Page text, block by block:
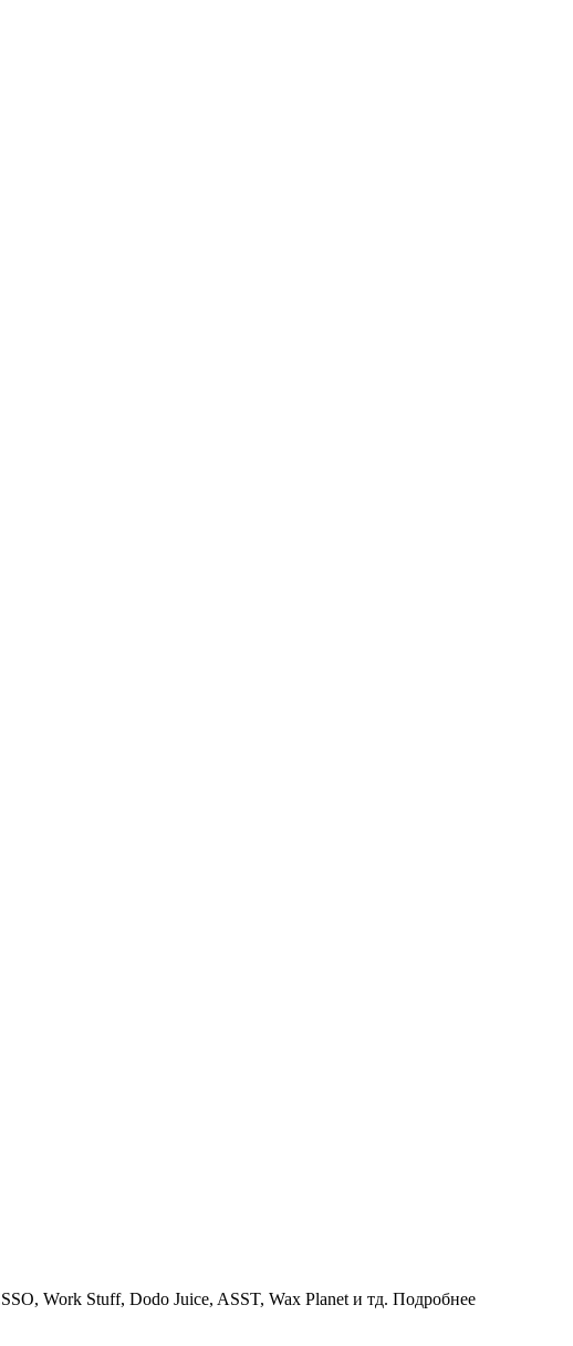
Work Stuff, Dodo Juice, ASST, Wax Planet и тд. Подробнее